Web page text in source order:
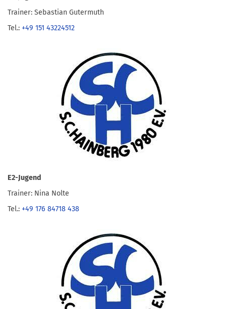
Trainer: Sebastian Gutermuth
Tel.: +49 151 43224512
E2-Jugend
Trainer: Nina Nolte
Tel.: +49 176 84718 438